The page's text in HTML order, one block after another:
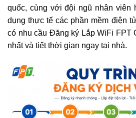
quốc, cùng với đội ngũ nhân viên
dụng thực tế các phần mềm điện
có nhu cầu Đăng ký Lắp WiFi FPT
nhất và tiết thời gian ngay tại nhà.